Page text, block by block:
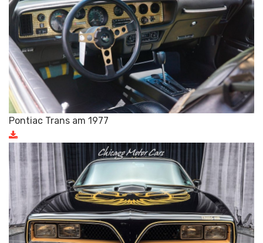
Pontiac Trans am 1977